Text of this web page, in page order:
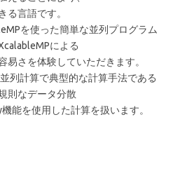
る言語です。
を使った簡単な並列プログラム
による
易さを体験していただきます。
列計算で典型的な計算手法である
則なデータ分散
能を使用した計算を扱います。